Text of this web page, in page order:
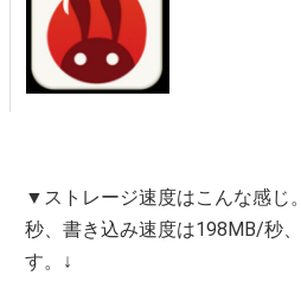
▼ストレージ速度はこんな感じ
秒、書き込み速度は198MB/秒
す。↓